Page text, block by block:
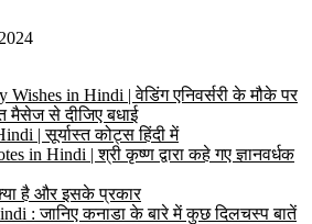
Wishes in Hindi | वेडिंग एनिवर्सरी के मौके पर
मैसेज से दीजिए बधाई
| सूर्यास्त कोट्स हिंदी में
in Hindi | श्री कृष्ण द्वारा कहे गए ज्ञानवर्धक
है और इसके प्रकार
: जानिए कनाडा के बारे में कुछ दिलचस्प बातें